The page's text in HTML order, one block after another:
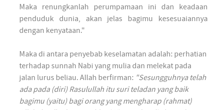
Maka renungkanlah perumpamaan ini dan keadaan
penduduk dunia, akan jelas bagimu kesesuaiannya
dengan kenyataan."
Maka di antara penyebab keselamatan adalah: perhatian
terhadap sunnah Nabi yang mulia dan melekat pada
jalan lurus beliau. Allah berfirman: "Sesungguhnya telah
ada pada (diri) Rasulullah itu suri teladan yang baik
bagimu (yaitu) bagi orang yang mengharap (rahmat)